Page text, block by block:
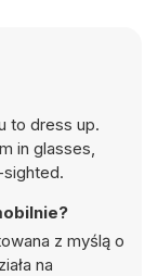
to dress up.
in glasses,
z myślą o
na